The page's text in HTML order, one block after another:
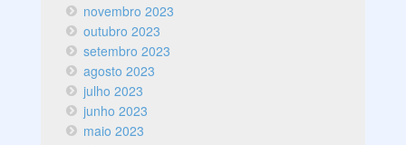
novembro 2023
outubro 2023
setembro 2023
agosto 2023
julho 2023
junho 2023
maio 2023